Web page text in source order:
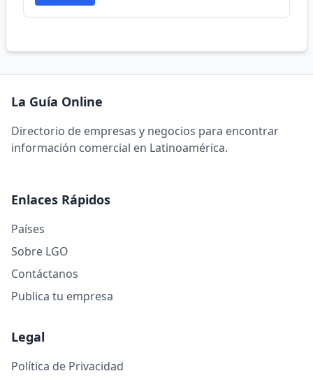
La Guía Online
Directorio de empresas y negocios para encontrar
información comercial en Latinoamérica.
Enlaces Rápidos
Países
Sobre LGO
Contáctanos
Publica tu empresa
Legal
Política de Privacidad